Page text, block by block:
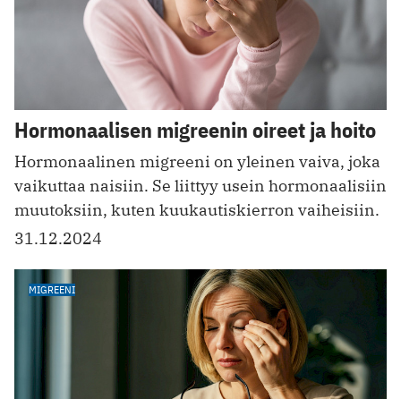
Hormonaalisen migreenin oireet ja hoito
Hormonaalinen migreeni on yleinen vaiva, joka
vaikuttaa naisiin. Se liittyy usein hormonaalisiin
muutoksiin, kuten kuukautiskierron vaiheisiin.
31.12.2024
MIGREENI